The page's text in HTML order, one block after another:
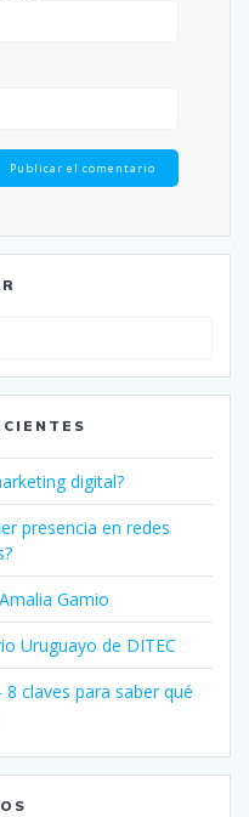
digital?
presencia en redes
Gamio
Uruguayo de DITEC
claves para saber qué